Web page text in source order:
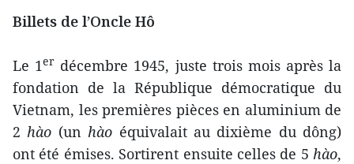
Billets de l’Oncle Hô
Le 1er décembre 1945, juste trois mois après la
fondation de la République démocratique du
Vietnam, les premières pièces en aluminium de
2 hào (un hào équivalait au dixième du dông)
ont été émises. Sortirent ensuite celles de 5 hào,